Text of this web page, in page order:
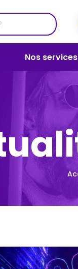
Nos services